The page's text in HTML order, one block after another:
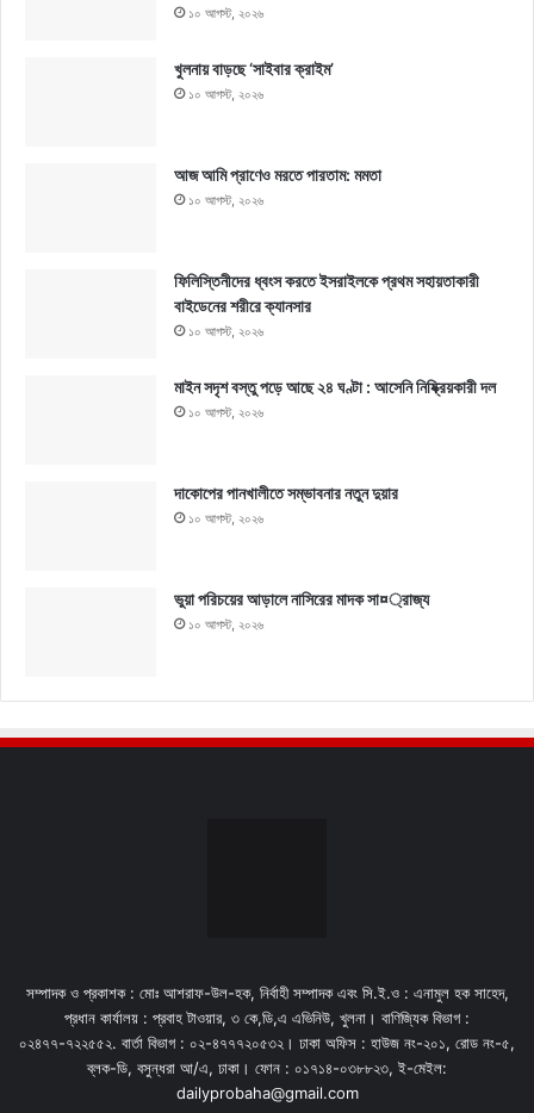
১০ আগস্ট, ২০২৬
খুলনায় বাড়ছে ‘সাইবার ক্রাইম’
১০ আগস্ট, ২০২৬
আজ আমি প্রাণেও মরতে পারতাম: মমতা
১০ আগস্ট, ২০২৬
ফিলিস্তিনীদের ধ্বংস করতে ইসরাইলকে প্রথম সহায়তাকারী
বাইডেনের শরীরে ক্যানসার
১০ আগস্ট, ২০২৬
মাইন সদৃশ বস্তু পড়ে আছে ২৪ ঘণ্টা : আসেনি নিষ্ক্রিয়কারী দল
১০ আগস্ট, ২০২৬
দাকোপের পানখালীতে সম্ভাবনার নতুন দুয়ার
১০ আগস্ট, ২০২৬
ভুয়া পরিচয়ের আড়ালে নাসিরের মাদক সা¤্রাজ্য
১০ আগস্ট, ২০২৬
সম্পাদক ও প্রকাশক : মোঃ আশরাফ-উল-হক, নির্বাহী সম্পাদক এবং সি.ই.ও : এনামুল হক সাহেদ,
প্রধান কার্যালয় : প্রবাহ টাওয়ার, ৩ কে,ডি,এ এভিনিউ, খুলনা। বাণিজ্যিক বিভাগ :
০২৪৭৭-৭২২৫৫২. বার্তা বিভাগ : ০২-৪৭৭৭২০৫৩২। ঢাকা অফিস : হাউজ নং-২০১, রোড নং-৫,
ব্লক-ডি, বসুন্ধরা আ/এ, ঢাকা। ফোন : ০১৭১৪-০৩৮৮২৩, ই-মেইল:
dailyprobaha@gmail.com